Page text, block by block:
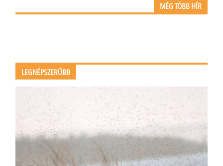
MÉG TÖBB HÍR
LEGNÉPSZERŰBB